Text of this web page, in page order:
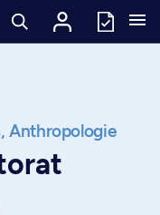
Anthropologie